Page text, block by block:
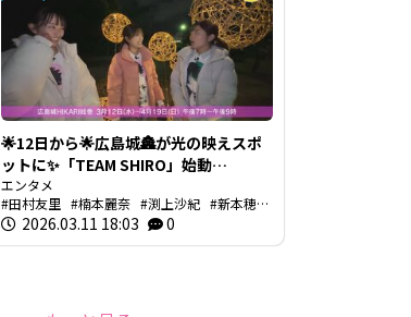
🌟12日から🌟広島城🏯が光の映えスポ
ットに✨「TEAM SHIRO」始動
❗【BUTSUBUTSU2】
エンタメ
田村友里
楠本麗奈 渕上沙紀
新本穂乃
佳
イマナマ 渕上沙紀のBUTSUBUTSU
2026.03.11 18:03 0